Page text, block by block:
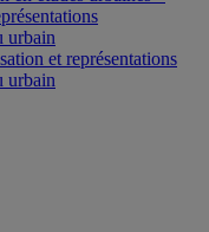
urbain
et représentations
urbain